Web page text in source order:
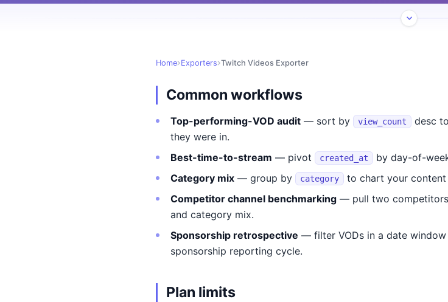
Home Exporters Twitch Videos Exporter
Common workflows
Top-performing-VOD audit — sort by view_count
desc
they were in.
Best-time-to-stream — pivot created_at by day-of-
Category mix — group by category
to chart your
Competitor channel benchmarking — pull two
and category mix.
Sponsorship retrospective — filter VODs in a date
sponsorship reporting cycle.
Plan limits